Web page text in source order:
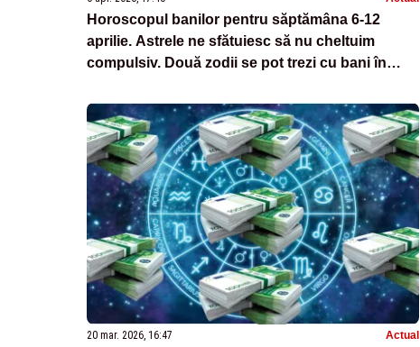
Horoscopul banilor pentru săptămâna 6-12
aprilie. Astrele ne sfătuiesc să nu cheltuim
compulsiv. Două zodii se pot trezi cu bani în
20 mar. 2026, 16:47 Actual